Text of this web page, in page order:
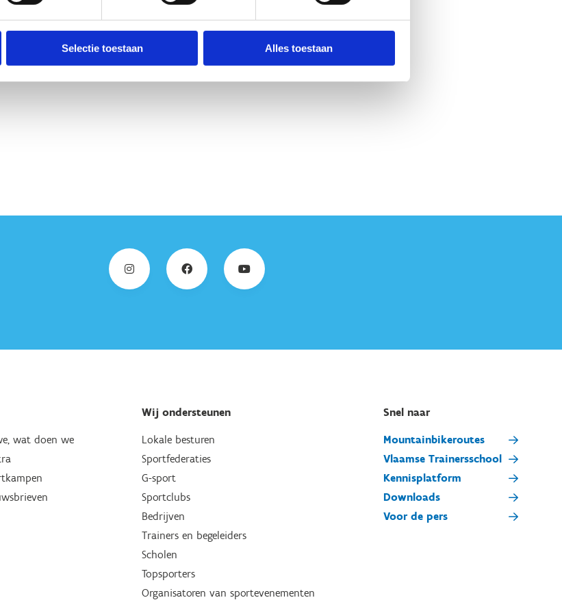
Selectie toestaan Alles toestaan
dat hun trainingsschema het toelaat. “Topsporters nemen heel Vlaanderen op
en stimuleren jong en oud om ook zelf in beweging te komen”, zegt
lat hoog, maar we geven hen ook de ondersteuning om ambitieus te mogen zijn.
als vandaag”.
wat doen we
Wij ondersteunen
Lokale besturen
Sportfederaties
G-sport
Sportclubs
Bedrijven
Trainers en begeleiders
Scholen
Topsporters
Organisatoren van sportevenementen
Snel naar
Mountainbikeroutes
Vlaamse Trainersschool
Kennisplatform
Downloads
Voor de pers